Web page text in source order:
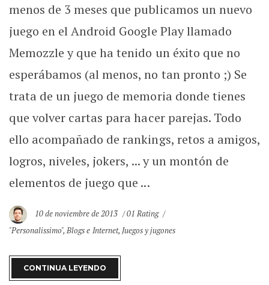
menos de 3 meses que publicamos un nuevo
juego en el Android Google Play llamado
Memozzle y que ha tenido un éxito que no
esperábamos (al menos, no tan pronto ;) Se
trata de un juego de memoria donde tienes
que volver cartas para hacer parejas. Todo
ello acompañado de rankings, retos a amigos,
logros, niveles, jokers, ... y un montón de
elementos de juego que ...
10 de noviembre de 2013
01 Rating
"Personalissimo",Blogs e Internet,Juegos y jugones
CONTINUA LEYENDO